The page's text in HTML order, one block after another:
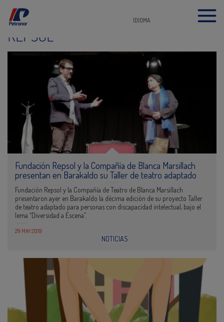
IDIOMA
REPSOL
Fundación Repsol y la Compañía de Blanca Marsillach
presentan en Barakaldo su Taller de teatro adaptado
Fundación Repsol y la Compañía de Teatro de Blanca Marsillach
presentaron ayer en Barakaldo la décima edición de su proyecto Taller
de teatro adaptado para personas con discapacidad intelectual, bajo el
lema “Diversidad a Escena”.
29 MAY 2019
NOTICIAS